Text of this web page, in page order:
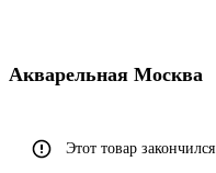
Акварельная Москва
Этот товар закончился